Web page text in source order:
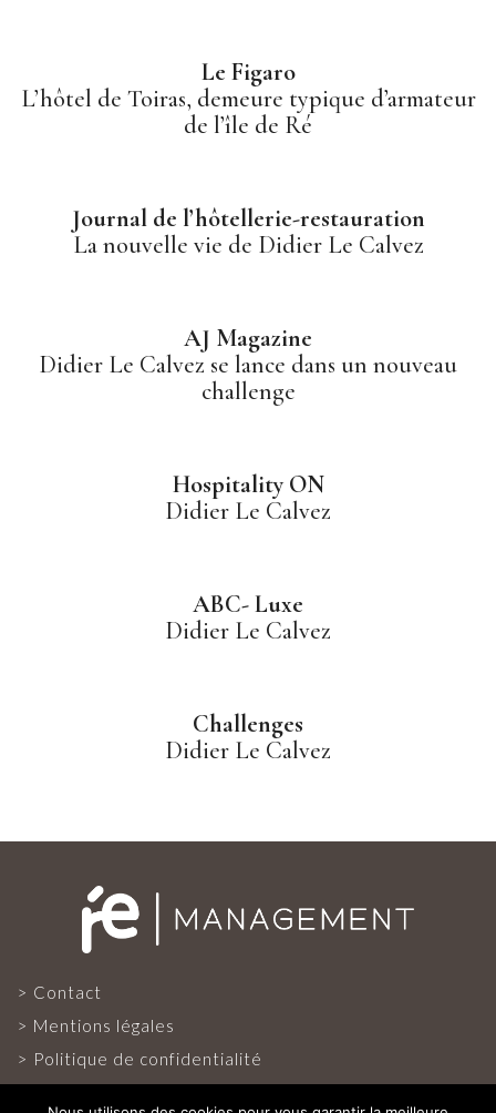
Le Figaro
L’hôtel de Toiras, demeure typique d’armateur
de l’île de Ré
Journal de l’hôtellerie-restauration
La nouvelle vie de Didier Le Calvez
AJ Magazine
Didier Le Calvez se lance dans un nouveau
challenge
Hospitality ON
Didier Le Calvez
ABC- Luxe
Didier Le Calvez
Challenges
Didier Le Calvez
Contact
Mentions légales
Politique de confidentialité